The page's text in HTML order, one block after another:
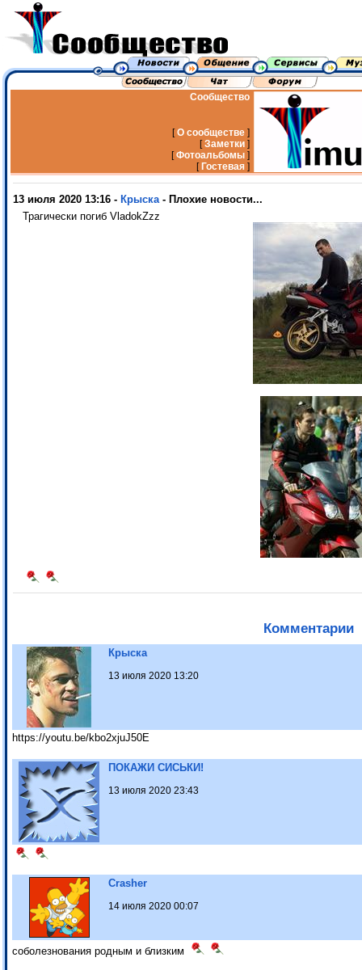
Сообщество
[О сообществе ]
[Заметки ]
[Фотоальбомы ]
[ Гостевая ]
13 июля 2020 13:16 - Крыска- Плохие новости...
Трагически погиб VladokZzz
Комментарии
Крыска
13 июля 2020 13:20
https://youtu.be/kbo2xjuJ50E
ПОКАЖИ СИСЬКИ!
13 июля 2020 23:43
Crasher
14 июля 2020 00:07
соболезнования родным и близким